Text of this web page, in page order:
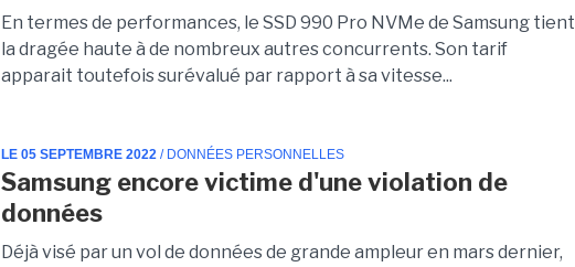
En termes de performances, le SSD 990 Pro NVMe de Samsung tient
la dragée haute à de nombreux autres concurrents. Son tarif
apparait toutefois surévalué par rapport à sa vitesse...
LE 05 SEPTEMBRE 2022 / DONNÉES PERSONNELLES
Samsung encore victime d'une violation de
données
Déjà visé par un vol de données de grande ampleur en mars dernier,